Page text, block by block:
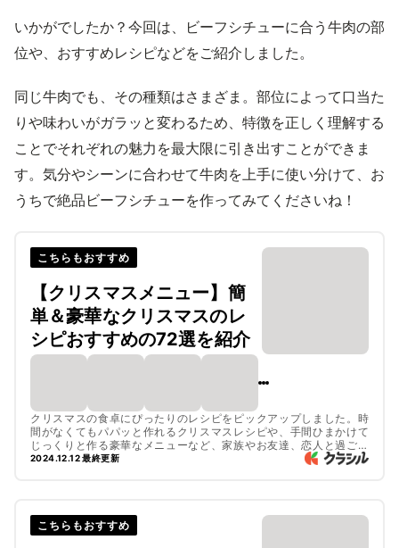
いかがでしたか？今回は、ビーフシチューに合う牛肉の部
位や、おすすめレシピなどをご紹介しました。
同じ牛肉でも、その種類はさまざま。部位によって口当た
りや味わいがガラッと変わるため、特徴を正しく理解する
ことでそれぞれの魅力を最大限に引き出すことができま
す。気分やシーンに合わせて牛肉を上手に使い分けて、お
うちで絶品ビーフシチューを作ってみてくださいね！
こちらもおすすめ
【クリスマスメニュー】簡
単＆豪華なクリスマスのレ
シピおすすめの72選を紹介
クリスマスの食卓にぴったりのレシピをピックアップしました。時
間がなくてもパパッと作れるクリスマスレシピや、手間ひまかけて
じっくりと作る豪華なメニューなど、家族やお友達、恋人と過ごす
シーンなど、さまざまなシチュエーションに合わせたメニューを揃
2024.12.12 最終更新
こちらもおすすめ